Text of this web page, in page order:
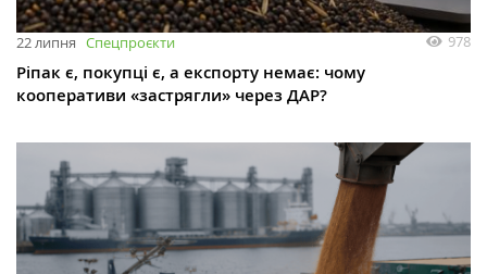
22 липня Спецпроєкти 978
Ріпак є, покупці є, а експорту немає: чому
кооперативи «застрягли» через ДАР?